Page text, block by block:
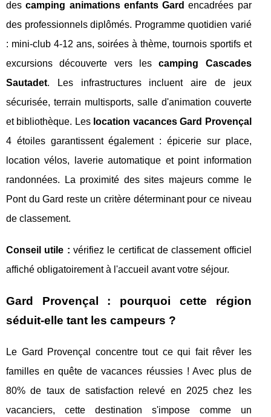
descamping animations enfants Gard encadrées par
des professionnels diplômés. Programme quotidien varié
: mini-club 4-12 ans, soirées à thème, tournois sportifs et
excursions découverte vers lescamping Cascades
Sautadet. Les infrastructures incluent aire de jeux
sécurisée, terrain multisports, salle d'animation couverte
et bibliothèque. Les location vacances Gard Provençal
4 étoiles garantissent également : épicerie sur place,
location vélos, laverie automatique et point information
randonnées. La proximité des sites majeurs comme le
Pont du Gard reste un critère déterminant pour ce niveau
de classement.
Conseil utile : vérifiez le certificat de classement officiel
affiché obligatoirement à l'accueil avant votre séjour.
Gard Provençal : pourquoi cette région
séduit-elle tant les campeurs ?
Le Gard Provençal concentre tout ce qui fait rêver les
familles en quête de vacances réussies ! Avec plus de
80% de taux de satisfaction relevé en 2025 chez les
vacanciers, cette destination s'impose comme un